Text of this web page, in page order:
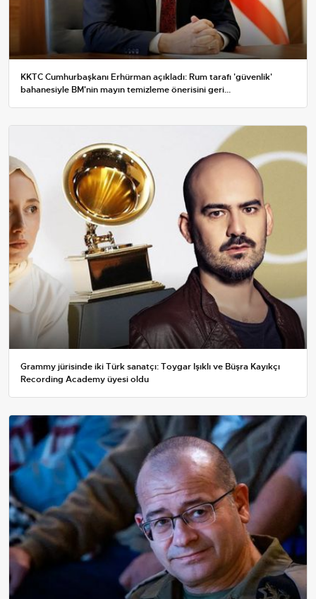
KKTC Cumhurbaşkanı Erhürman açıkladı: Rum tarafı 'güvenlik'
bahanesiyle BM'nin mayın temizleme önerisini geri...
Grammy jürisinde iki Türk sanatçı: Toygar Işıklı ve Büşra Kayıkçı
Recording Academy üyesi oldu